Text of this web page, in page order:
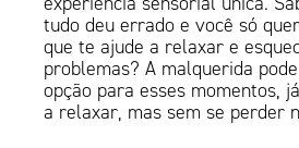
tudo deu errado e você só
que te ajude a relaxar e
problemas? A malquerida
opção para esses momentos,
a relaxar, mas sem se perder